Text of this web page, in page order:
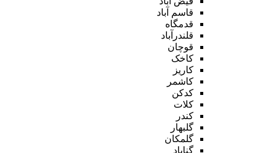
قاسم آباد
قدمگاه
قلندرآباد
قوچان
کاخک
کاریز
کاشمر
کدکن
کلات
کندر
گلبهار
گلمکان
گناباد